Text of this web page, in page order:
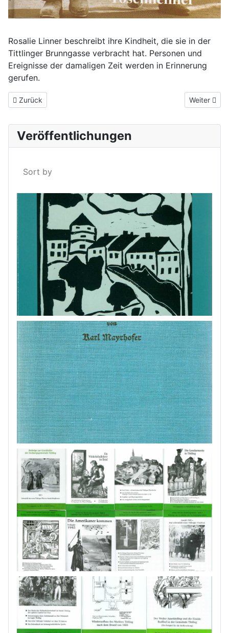
Rosalie Linner beschreibt ihre Kindheit, die sie in der
Tittlinger Brunngasse verbracht hat. Personen und
Ereignisse der damaligen Zeit werden in Erinnerung
gerufen.
Vorheriger Beitrag: Der Brautweiser vom Dreiburgenland
Zurück Nächster
Weiter
Veröffentlichungen
Sort by